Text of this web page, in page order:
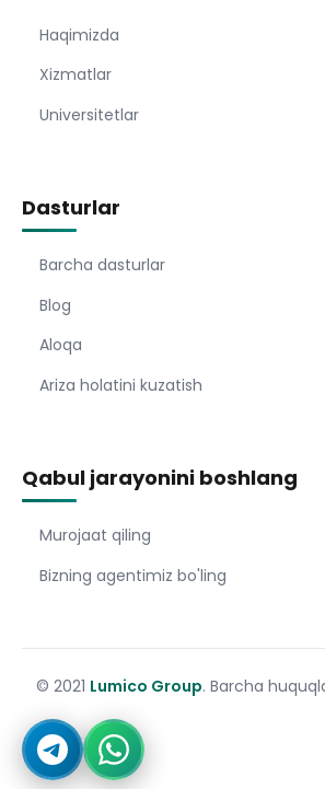
Haqimizda
Xizmatlar
Universitetlar
Dasturlar
Barcha dasturlar
Blog
Aloqa
Ariza holatini kuzatish
Qabul jarayonini boshlang
Murojaat qiling
Bizning agentimiz bo'ling
© 2021 Lumico Group. Barcha